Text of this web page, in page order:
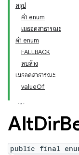
สรุป
ค่า enum
เมธอดสาธารณะ
ค่า enum
FALLBACK
ลบล้าง
เมธอดสาธารณะ
valueOf
AltDir
public final